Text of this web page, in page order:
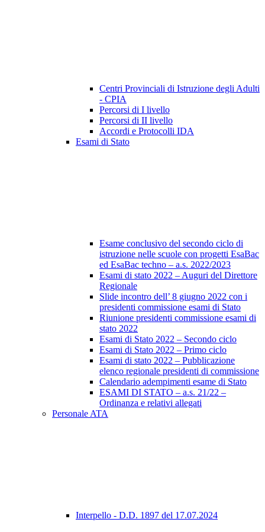
Centri Provinciali di Istruzione degli Adulti
- CPIA
Percorsi di I livello
Percorsi di II livello
Accordi e Protocolli IDA
Esami di Stato
Esame conclusivo del secondo ciclo di
istruzione nelle scuole con progetti EsaBac
ed EsaBac techno – a.s. 2022/2023
Esami di stato 2022 – Auguri del Direttore
Regionale
Slide incontro dell’ 8 giugno 2022 con i
presidenti commissione esami di Stato
Riunione presidenti commissione esami di
stato 2022
Esami di Stato 2022 – Secondo ciclo
Esami di Stato 2022 – Primo ciclo
Esami di stato 2022 – Pubblicazione
elenco regionale presidenti di commissione
Calendario adempimenti esame di Stato
ESAMI DI STATO – a.s. 21/22 –
Ordinanza e relativi allegati
Personale ATA
Interpello - D.D. 1897 del 17.07.2024